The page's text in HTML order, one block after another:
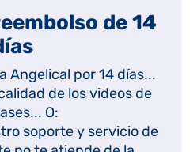
de 14
Angelical por 14 días...
de los videos de
O:
soporte y servicio de